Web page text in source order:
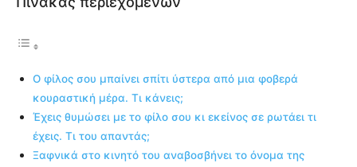
Ο φίλος σου μπαίνει σπίτι ύστερα από μια φοβερά
κουραστική μέρα. Τι κάνεις;
Έχεις θυμώσει με το φίλο σου κι εκείνος σε ρωτάει τι
έχεις. Τι του απαντάς;
Ξαφνικά στο κινητό του αναβοσβήνει το όνομα της